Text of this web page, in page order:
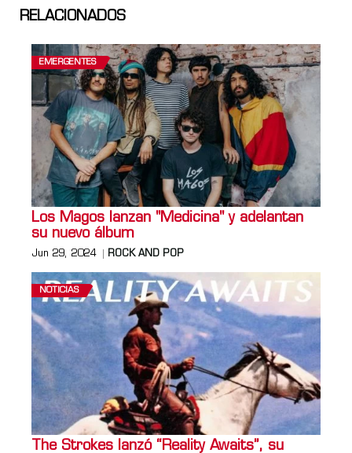
RELACIONADOS
EMERGENTES
Los Magos lanzan "Medicina" y adelantan
su nuevo álbum
Jun 29, 2024 ROCK AND POP
NOTICIAS
The Strokes lanzó “Reality Awaits”, su